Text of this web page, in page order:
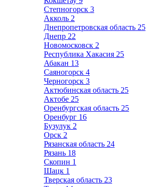
Степногорск 3
Акколь 2
Днепропетровская область 25
Днепр 22
Новомосковск 2
Республика Хакасия 25
Абакан 13
Саяногорск 4
Черногорск 3
Актюбинская область 25
Актобе 25
Оренбургская область 25
Оренбург 16
Бузулук 2
Орск 2
Рязанская область 24
Рязань 18
Скопин 1
Шацк 1
Тверская область 23